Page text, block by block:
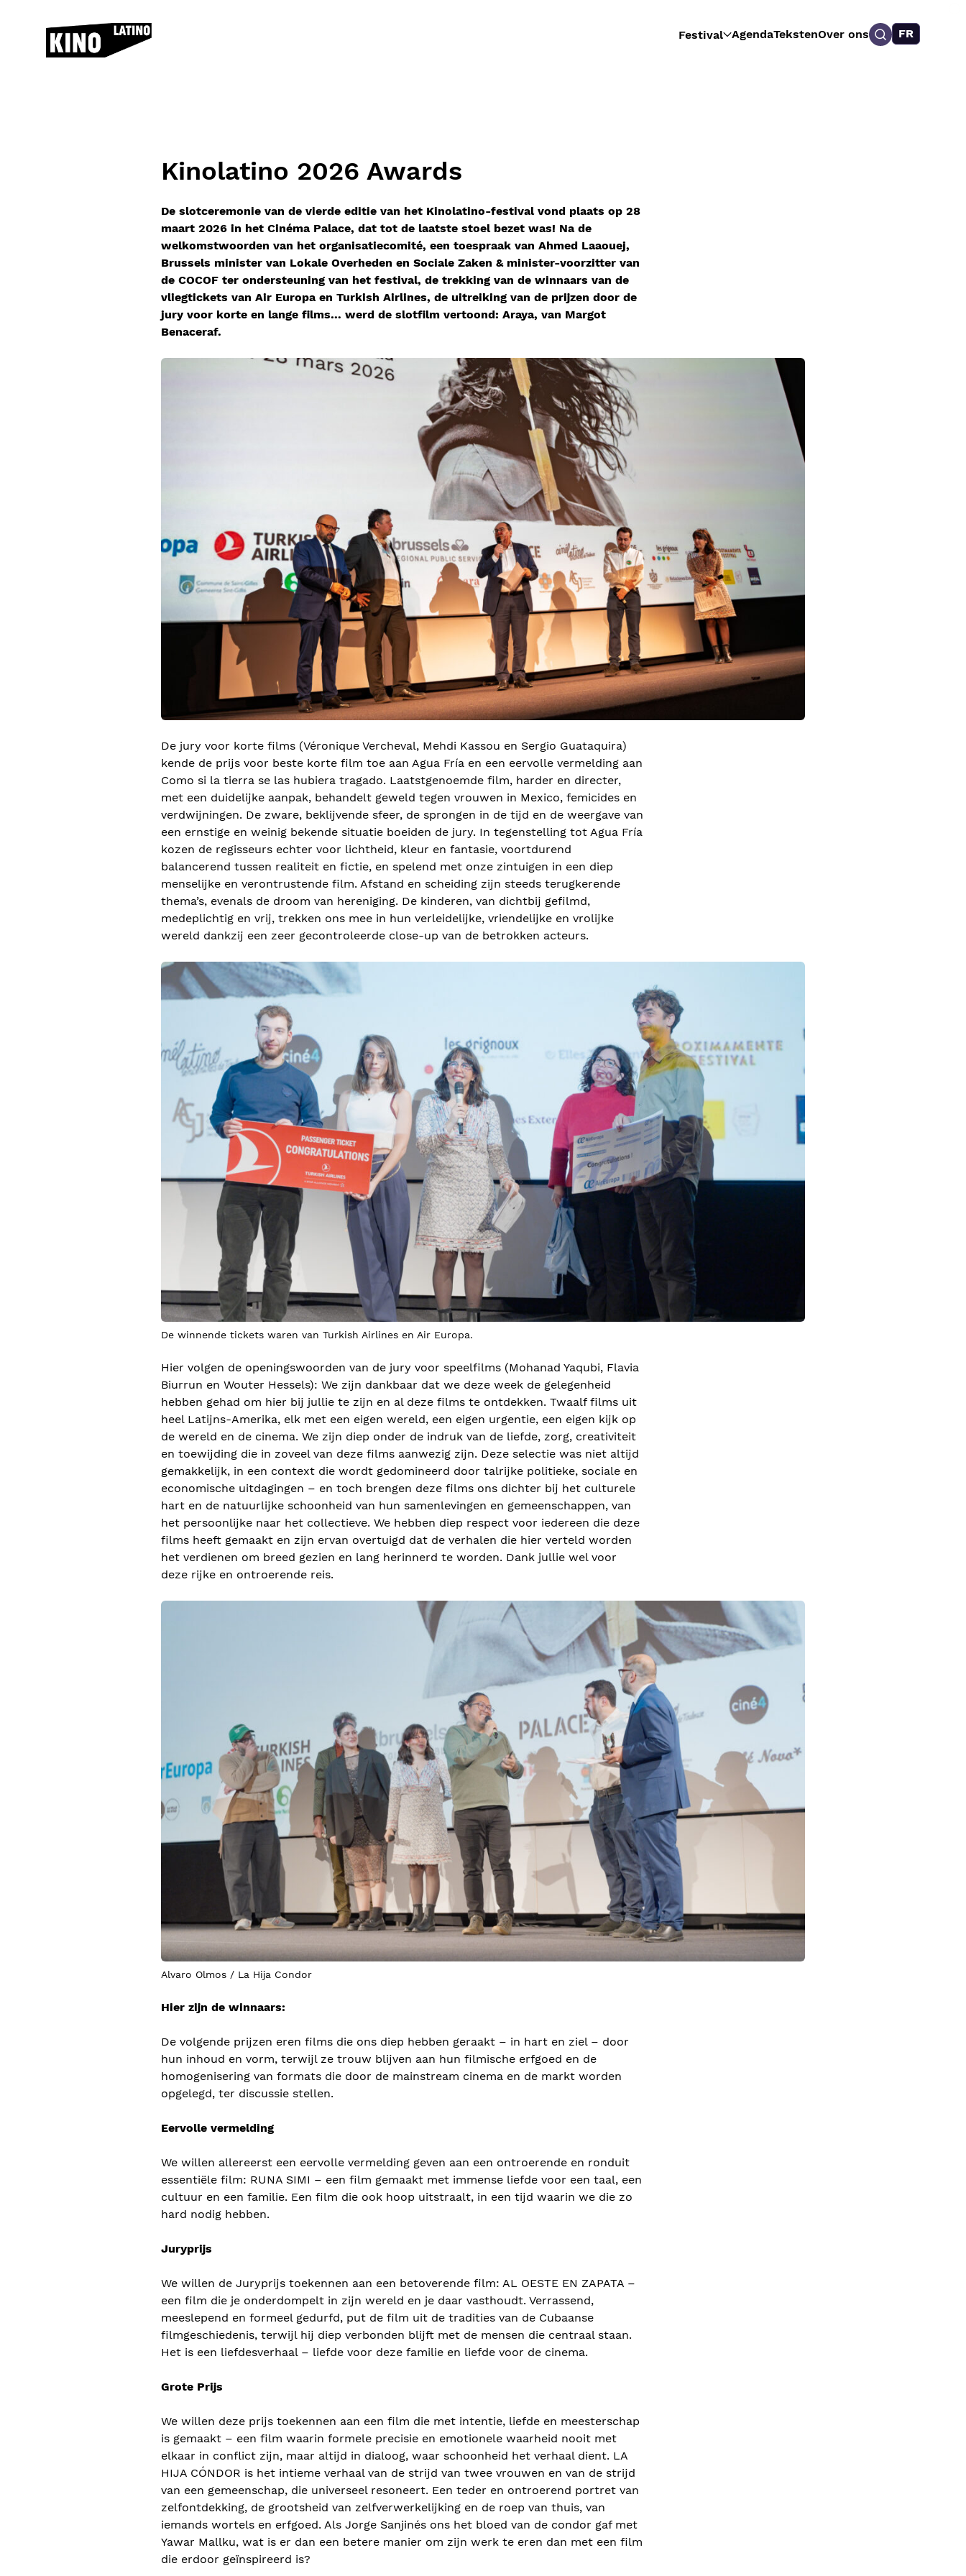
Festival AgendaTekstenOver ons FR
Kinolatino 2026 Awards
De slotceremonie van de vierde editie van het Kinolatino-festival vond plaats op 28
maart 2026 in het Cinéma Palace, dat tot de laatste stoel bezet was! Na de
welkomstwoorden van het organisatiecomité, een toespraak van Ahmed Laaouej,
Brussels minister van Lokale Overheden en Sociale Zaken & minister-voorzitter van
de COCOF ter ondersteuning van het festival, de trekking van de winnaars van de
vliegtickets van Air Europa en Turkish Airlines, de uitreiking van de prijzen door de
jury voor korte en lange films… werd de slotfilm vertoond: Araya, van Margot
Benaceraf.
De jury voor korte films (Véronique Vercheval, Mehdi Kassou en Sergio Guataquira)
kende de prijs voor beste korte film toe aan Agua Fría en een eervolle vermelding aan
Como si la tierra se las hubiera tragado. Laatstgenoemde film, harder en directer,
met een duidelijke aanpak, behandelt geweld tegen vrouwen in Mexico, femicides en
verdwijningen. De zware, beklijvende sfeer, de sprongen in de tijd en de weergave van
een ernstige en weinig bekende situatie boeiden de jury. In tegenstelling tot Agua Fría
kozen de regisseurs echter voor lichtheid, kleur en fantasie, voortdurend
balancerend tussen realiteit en fictie, en spelend met onze zintuigen in een diep
menselijke en verontrustende film. Afstand en scheiding zijn steeds terugkerende
thema’s, evenals de droom van hereniging. De kinderen, van dichtbij gefilmd,
medeplichtig en vrij, trekken ons mee in hun verleidelijke, vriendelijke en vrolijke
wereld dankzij een zeer gecontroleerde close-up van de betrokken acteurs.
De winnende tickets waren van Turkish Airlines en Air Europa.
Hier volgen de openingswoorden van de jury voor speelfilms (Mohanad Yaqubi, Flavia
Biurrun en Wouter Hessels): We zijn dankbaar dat we deze week de gelegenheid
hebben gehad om hier bij jullie te zijn en al deze films te ontdekken. Twaalf films uit
heel Latijns-Amerika, elk met een eigen wereld, een eigen urgentie, een eigen kijk op
de wereld en de cinema. We zijn diep onder de indruk van de liefde, zorg, creativiteit
en toewijding die in zoveel van deze films aanwezig zijn. Deze selectie was niet altijd
gemakkelijk, in een context die wordt gedomineerd door talrijke politieke, sociale en
economische uitdagingen – en toch brengen deze films ons dichter bij het culturele
hart en de natuurlijke schoonheid van hun samenlevingen en gemeenschappen, van
het persoonlijke naar het collectieve. We hebben diep respect voor iedereen die deze
films heeft gemaakt en zijn ervan overtuigd dat de verhalen die hier verteld worden
het verdienen om breed gezien en lang herinnerd te worden. Dank jullie wel voor
deze rijke en ontroerende reis.
Alvaro Olmos / La Hija Condor
Hier zijn de winnaars:
De volgende prijzen eren films die ons diep hebben geraakt – in hart en ziel – door
hun inhoud en vorm, terwijl ze trouw blijven aan hun filmische erfgoed en de
homogenisering van formats die door de mainstream cinema en de markt worden
opgelegd, ter discussie stellen.
Eervolle vermelding
We willen allereerst een eervolle vermelding geven aan een ontroerende en ronduit
essentiële film: RUNA SIMI – een film gemaakt met immense liefde voor een taal, een
cultuur en een familie. Een film die ook hoop uitstraalt, in een tijd waarin we die zo
hard nodig hebben.
Juryprijs
We willen de Juryprijs toekennen aan een betoverende film: AL OESTE EN ZAPATA –
een film die je onderdompelt in zijn wereld en je daar vasthoudt. Verrassend,
meeslepend en formeel gedurfd, put de film uit de tradities van de Cubaanse
filmgeschiedenis, terwijl hij diep verbonden blijft met de mensen die centraal staan.
Het is een liefdesverhaal – liefde voor deze familie en liefde voor de cinema.
Grote Prijs
We willen deze prijs toekennen aan een film die met intentie, liefde en meesterschap
is gemaakt – een film waarin formele precisie en emotionele waarheid nooit met
elkaar in conflict zijn, maar altijd in dialoog, waar schoonheid het verhaal dient. LA
HIJA CÓNDOR is het intieme verhaal van de strijd van twee vrouwen en van de strijd
van een gemeenschap, die universeel resoneert. Een teder en ontroerend portret van
zelfontdekking, de grootsheid van zelfverwerkelijking en de roep van thuis, van
iemands wortels en erfgoed. Als Jorge Sanjinés ons het bloed van de condor gaf met
Yawar Mallku, wat is er dan een betere manier om zijn werk te eren dan met een film
die erdoor geïnspireerd is?